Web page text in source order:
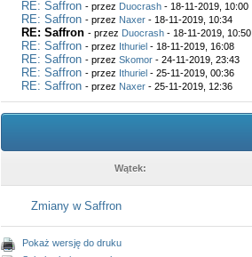
RE: Saffron - przez Duocrash - 18-11-2019, 10:00
RE: Saffron - przez Naxer - 18-11-2019, 10:34
RE: Saffron - przez Duocrash - 18-11-2019, 10:50
RE: Saffron - przez Ithuriel - 18-11-2019, 16:08
RE: Saffron - przezSkomor - 24-11-2019, 23:43
RE: Saffron - przez Ithuriel - 25-11-2019, 00:36
RE: Saffron - przez Naxer - 25-11-2019, 12:36
Wątek:
Zmiany w Saffron
Pokaż wersję do druku